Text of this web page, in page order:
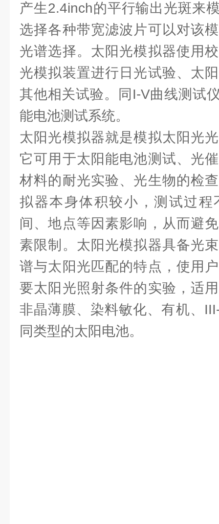
产生2.4inch的平行输出光斑来
选择各种带宽滤波片可以对该
光谱选择。太阳光模拟器使用
光模拟装置进行日光试验、太
其他相关试验。同I-V曲线测试
能电池测试系统。
太阳光模拟器就是模拟太阳光
它可用于太阳能电池测试、光
材料的耐光实验、光生物的检
拟器本身体积较小，测试过程
间、地点等因素影响，从而避
素限制。太阳光模拟器具备光
谱与太阳光匹配的特点，使用
要太阳光照射条件的实验，适
非晶薄膜、染料敏化、有机、
同类型的太阳电池。